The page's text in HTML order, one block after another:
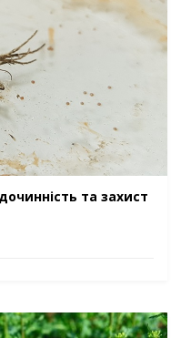
та захист